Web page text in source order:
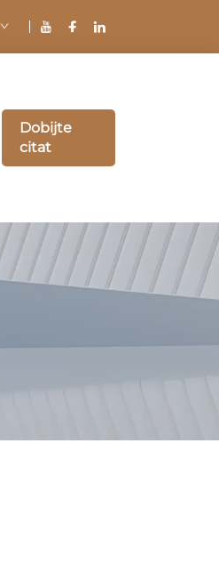
Dobijte
citat